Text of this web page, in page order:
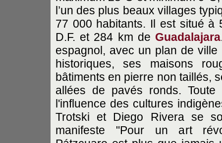
l’un des plus beaux villages
77 000 habitants. Il est situé
D.F. et 284 km de Guadalajara
espagnol, avec un plan de
historiques, ses maisons
bâtiments en pierre non taillés,
allées de pavés ronds.
l'influence des cultures
Trotski et Diego Rivera se
manifeste "Pour un art